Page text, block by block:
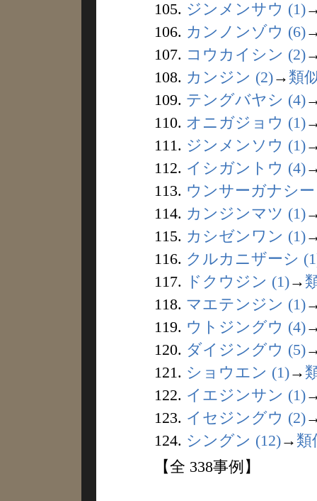
105. ジンメンサウ (1)
106. カンノンゾウ (6)
107. コウカイシン (2)
108. カンジン (2)→ 類
109. テングバヤシ (4)
110. オニガジョウ (1)
111. ジンメンソウ (1)
112. イシガントウ (4)
113. ウンサーガナシー
114. カンジンマツ (1)
115. カシゼンワン (1)
116. クルカニザーシ
117.
ドクウジン (1)→
118. マエテンジン (1)
119. ウトジングウ (4)
120. ダイジングウ (5)
121. ショウエン (1)→
122. イエジンサン (1)
123. イセジングウ (2)
124. シングン (12)→ 類
【全 338事例】